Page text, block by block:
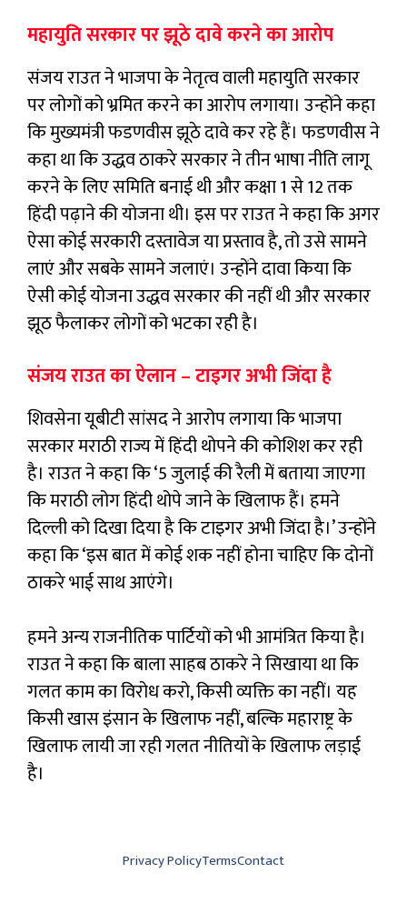
महायुति सरकार पर झूठे दावे करने का आरोप
संजय राउत ने भाजपा के नेतृत्व वाली महायुति सरकार
पर लोगों को भ्रमित करने का आरोप लगाया। उन्होंने कहा
कि मुख्यमंत्री फडणवीस झूठे दावे कर रहे हैं। फडणवीस ने
कहा था कि उद्धव ठाकरे सरकार ने तीन भाषा नीति लागू
करने के लिए समिति बनाई थी और कक्षा 1 से 12 तक
हिंदी पढ़ाने की योजना थी। इस पर राउत ने कहा कि अगर
ऐसा कोई सरकारी दस्तावेज या प्रस्ताव है, तो उसे सामने
लाएं और सबके सामने जलाएं। उन्होंने दावा किया कि
ऐसी कोई योजना उद्धव सरकार की नहीं थी और सरकार
झूठ फैलाकर लोगों को भटका रही है।
संजय राउत का ऐलान – टाइगर अभी जिंदा है
शिवसेना यूबीटी सांसद ने आरोप लगाया कि भाजपा
सरकार मराठी राज्य में हिंदी थोपने की कोशिश कर रही
है। राउत ने कहा कि ‘5 जुलाई की रैली में बताया जाएगा
कि मराठी लोग हिंदी थोपे जाने के खिलाफ हैं। हमने
दिल्ली को दिखा दिया है कि टाइगर अभी जिंदा है।’ उन्होंने
कहा कि ‘इस बात में कोई शक नहीं होना चाहिए कि दोनों
ठाकरे भाई साथ आएंगे।
हमने अन्य राजनीतिक पार्टियों को भी आमंत्रित किया है।
राउत ने कहा कि बाला साहब ठाकरे ने सिखाया था कि
गलत काम का विरोध करो, किसी व्यक्ति का नहीं। यह
किसी खास इंसान के खिलाफ नहीं, बल्कि महाराष्ट्र के
खिलाफ लायी जा रही गलत नीतियों के खिलाफ लड़ाई
है।
Privacy PolicyTermsContact